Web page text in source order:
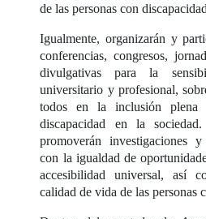
de las personas con
Igualmente, organizarán y
conferencias, congresos,
divulgativas para la
universitario y profesional,
todos en la inclusión plena
discapacidad en la
promoverán investigaciones
con la igualdad de
accesibilidad universal, así
calidad de vida de las personas